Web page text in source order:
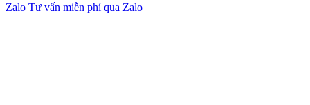
Zalo Tư vấn miễn phí qua Zalo